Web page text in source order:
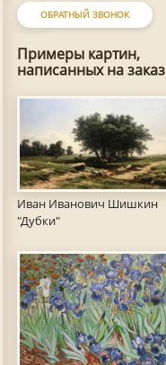
ОБРАТНЫЙ ЗВОНОК
Примеры картин,
написанных на заказ
Иван Иванович Шишкин
"Дубки"